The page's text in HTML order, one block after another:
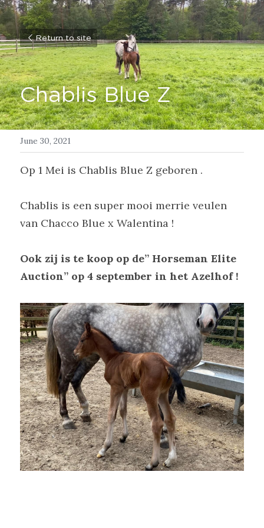
Return to site
Chablis Blue Z
June 30, 2021
Op 1 Mei is Chablis Blue Z geboren .
Chablis is een super mooi merrie veulen
van Chacco Blue x Walentina !
Ook zij is te koop op de” Horseman Elite
Auction” op 4 september in het Azelhof !